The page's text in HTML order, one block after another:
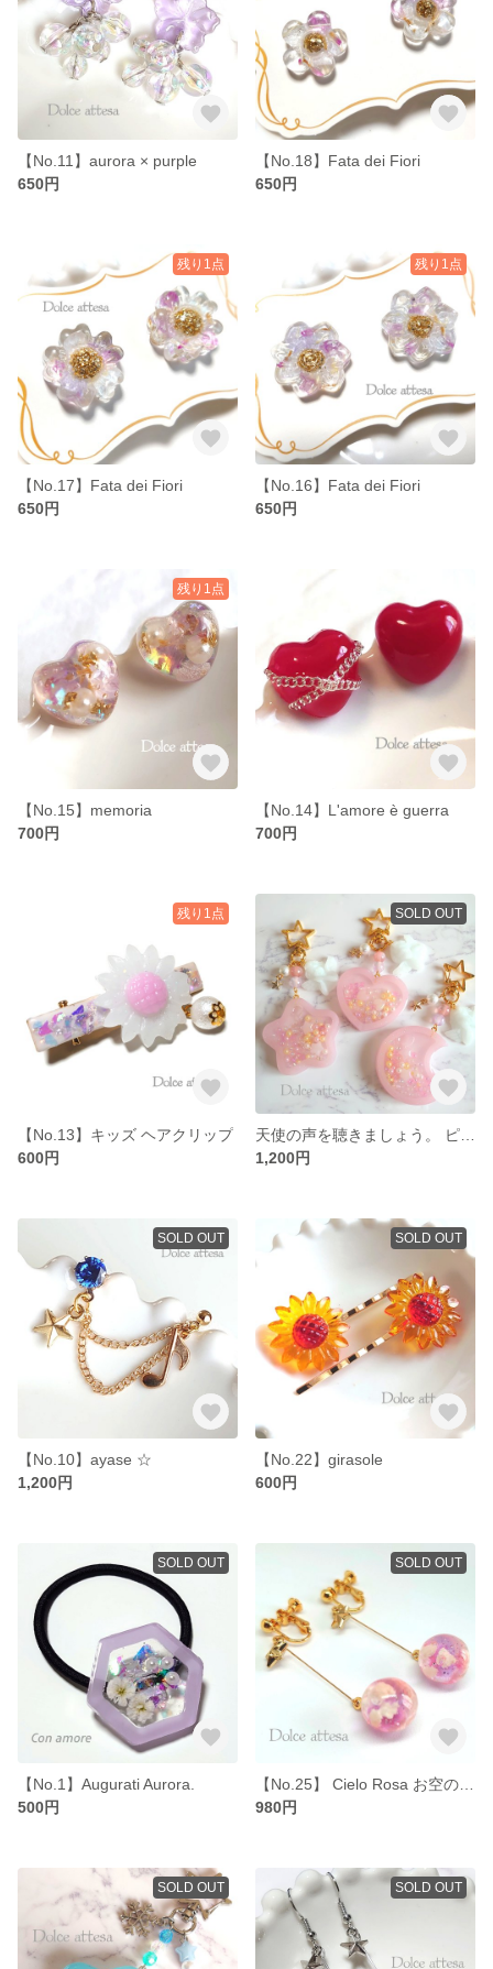
【No.11】aurora × purple
650円
【No.18】Fata dei Fiori
650円
残り1点
【No.17】Fata dei Fiori
650円
残り1点
【No.16】Fata dei Fiori
650円
残り1点
【No.15】memoria
700円
【No.14】L'amore è guerra
700円
残り1点
【No.13】キッズ ヘアクリップ
600円
SOLD OUT
1,200円
SOLD OUT
【No.10】ayase ☆
1,200円
SOLD OUT
【No.22】girasole
600円
SOLD OUT
【No.1】Augurati Aurora.
500円
SOLD OUT
980円
SOLD OUT SOLD OUT